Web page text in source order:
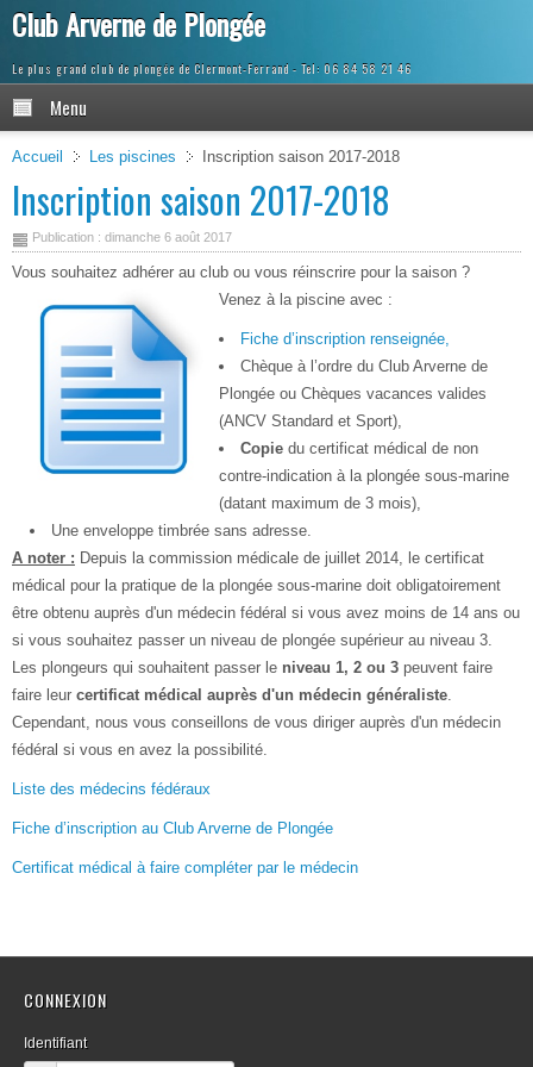
Club Arverne de Plongée
Le plus grand club de plongée de Clermont-Ferrand
Menu
Accueil Les piscines Inscription saison 2017-2018
Inscription saison 2017-2018
Publication : dimanche 6 août 2017
Vous souhaitez adhérer au club ou vous réinscrire pour la saison ?
Venez à la piscine avec :
Fiche d’inscription renseignée,
Chèque à l’ordre du Club Arverne de
Plongée ou Chèques vacances valides
(ANCV Standard et Sport),
Copie du certificat médical de non
contre-indication à la plongée sous-marine
(datant maximum de 3 mois),
Une enveloppe timbrée sans adresse.
A noter : Depuis la commission médicale de juillet 2014, le certificat
médical pour la pratique de la plongée sous-marine doit obligatoirement
être obtenu auprès d'un médecin fédéral si vous avez moins de 14 ans ou
si vous souhaitez passer un niveau de plongée supérieur au niveau 3.
Les plongeurs qui souhaitent passer le niveau 1, 2 ou 3 peuvent faire
faire leur certificat médical auprès d'un médecin généraliste.
Cependant, nous vous conseillons de vous diriger auprès d'un médecin
fédéral si vous en avez la possibilité.
Liste des médecins fédéraux
Fiche d’inscription au Club Arverne de Plongée
Certificat médical à faire compléter par le médecin
CONNEXION
Identifiant